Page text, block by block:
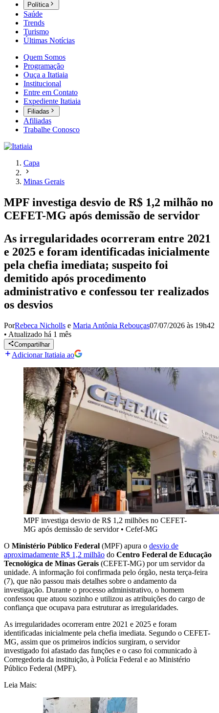
Política
Saúde
Trends
Turismo
Últimas Notícias
Quem Somos
Programação
Ouça a Itatiaia
Institucional
Entre em Contato
Expediente Itatiaia
Filiadas
Afiliadas
Trabalhe Conosco
Capa
Minas Gerais
MPF investiga desvio de R$ 1,2 milhão no
CEFET-MG após demissão de servidor
As irregularidades ocorreram entre 2021
e 2025 e foram identificadas inicialmente
pela chefia imediata; suspeito foi
demitido após procedimento
administrativo e confessou ter realizados
os desvios
PorRebeca Nicholls e Maria Antônia Rebouças07/07/2026 às 19h42
• Atualizado há 1 mês
Compartilhar
Adicionar Itatiaia ao
MPF investiga desvio de R$ 1,2 milhões no CEFET-
MG após demissão de servidor• Cefef-MG
O Ministério Público Federal (MPF) apura o desvio de
aproximadamente R$ 1,2 milhão do Centro Federal de Educação
Tecnológica de Minas Gerais (CEFET-MG) por um servidor da
unidade. A informação foi confirmada pelo órgão, nesta terça-feira
(7), que não passou mais detalhes sobre o andamento da
investigação. Durante o processo administrativo, o homem
confessou que atuou sozinho e utilizou as atribuições do cargo de
confiança que ocupava para estruturar as irregularidades.
As irregularidades ocorreram entre 2021 e 2025 e foram
identificadas inicialmente pela chefia imediata. Segundo o CEFET-
MG, assim que os primeiros indícios surgiram, o servidor
investigado foi afastado das funções e o caso foi comunicado à
Corregedoria da instituição, à Polícia Federal e ao Ministério
Público Federal (MPF).
Leia Mais: